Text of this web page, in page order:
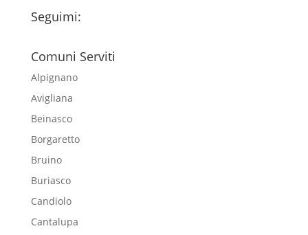
Seguimi:
Comuni Serviti
Alpignano
Avigliana
Beinasco
Borgaretto
Bruino
Buriasco
Candiolo
Cantalupa